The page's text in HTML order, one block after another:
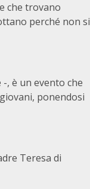
che trovano
perché non si
, è un evento che
ponendosi
Teresa di